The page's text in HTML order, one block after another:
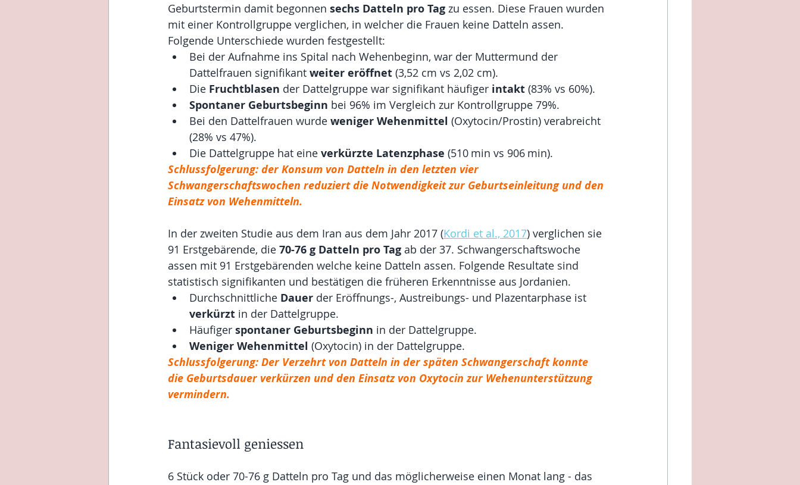
Geburtstermin damit begonnen sechs Datteln pro Tag zu essen. Diese Frauen wurden
mit einer Kontrollgruppe verglichen, in welcher die Frauen keine Datteln assen.
Folgende Unterschiede wurden festgestellt:
Bei der Aufnahme ins Spital nach Wehenbeginn, war der Muttermund der
Dattelfrauen signifikant weiter eröffnet (3,52 cm vs 2,02 cm).
Die Fruchtblasen der Dattelgruppe war signifikant häufiger intakt (83% vs 60%).
Spontaner Geburtsbeginn bei 96% im Vergleich zur Kontrollgruppe 79%.
Bei den Dattelfrauen wurde weniger Wehenmittel (Oxytocin/Prostin) verabreicht
(28% vs 47%).
Die Dattelgruppe hat eine verkürzte Latenzphase (510 min vs 906 min).
Schlussfolgerung: der Konsum von Datteln in den letzten vier
Schwangerschaftswochen reduziert die Notwendigkeit zur Geburtseinleitung und den
Einsatz von Wehenmitteln.
In der zweiten Studie aus dem Iran aus dem Jahr 2017 (Kordi et al., 2017) verglichen sie
91 Erstgebärende, die 70-76 g Datteln pro Tag ab der 37. Schwangerschaftswoche
assen mit 91 Erstgebärenden welche keine Datteln assen. Folgende Resultate sind
statistisch signifikanten und bestätigen die früheren Erkenntnisse aus Jordanien.
Durchschnittliche Dauer der Eröffnungs-, Austreibungs- und Plazentarphase ist
verkürzt in der Dattelgruppe.
Häufiger spontaner Geburtsbeginn in der Dattelgruppe.
Weniger Wehenmittel (Oxytocin) in der Dattelgruppe.
Schlussfolgerung: Der Verzehrt von Datteln in der späten Schwangerschaft konnte
die Geburtsdauer verkürzen und den Einsatz von Oxytocin zur Wehenunterstützung
vermindern.
Fantasievoll geniessen
6 Stück oder 70-76 g Datteln pro Tag und das möglicherweise einen Monat lang - das